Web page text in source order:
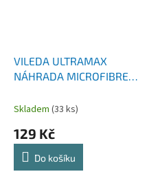
VILEDA ULTRAMAX
NÁHRADA MICROFIBRE
Skladem (33 ks)
129 Kč
Do košíku